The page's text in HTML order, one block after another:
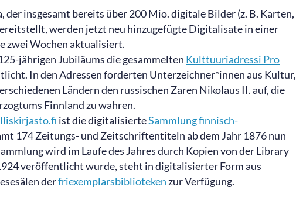
der insgesamt bereits über 200 Mio. digitale Bilder (z. B. Karten,
werden jetzt neu hinzugefügte Digitalisate in einer
zwei Wochen aktualisiert.
jährigen Jubiläums die gesammelten Kulttuuriadressi Pro
In den Adressen forderten Unterzeichner*innen aus Kultur,
Ländern den russischen Zaren Nikolaus II. auf, die
Finnland zu wahren.
ist die digitalisierteSammlung finnisch-
174 Zeitungs- und Zeitschriftentiteln ab dem Jahr 1876 nun
wird im Laufe des Jahres durch Kopien von der Library
veröffentlicht wurde, steht in digitalisierter Form aus
derfriexemplarsbiblioteken zur Verfügung.